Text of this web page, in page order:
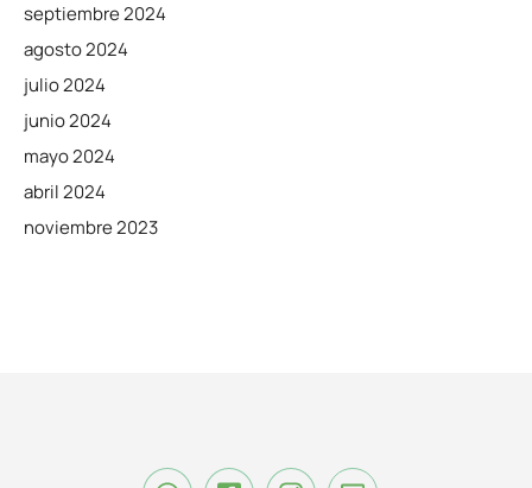
septiembre 2024
agosto 2024
julio 2024
junio 2024
mayo 2024
abril 2024
noviembre 2023